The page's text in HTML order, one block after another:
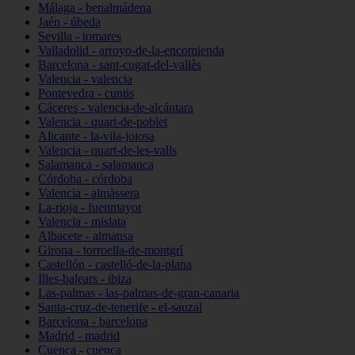
Málaga - benalmádena
Jaén - úbeda
Sevilla - tomares
Valladolid - arroyo-de-la-encomienda
Barcelona - sant-cugat-del-vallès
Valencia - valencia
Pontevedra - cuntis
Cáceres - valencia-de-alcántara
Valencia - quart-de-poblet
Alicante - la-vila-joiosa
Valencia - quart-de-les-valls
Salamanca - salamanca
Córdoba - córdoba
Valencia - almàssera
La-rioja - fuenmayor
Valencia - mislata
Albacete - almansa
Girona - torroella-de-montgrí
Castellón - castelló-de-la-plana
Illes-balears - ibiza
Las-palmas - las-palmas-de-gran-canaria
Santa-cruz-de-tenerife - el-sauzal
Barcelona - barcelona
Madrid - madrid
Cuenca - cuenca